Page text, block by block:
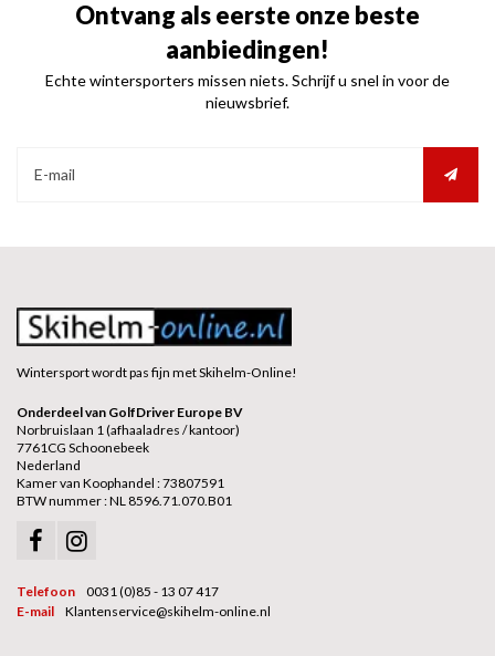
Ontvang als eerste onze beste
aanbiedingen!
Echte wintersporters missen niets. Schrijf u snel in voor de
nieuwsbrief.
Wintersport wordt pas fijn met Skihelm-Online!
Onderdeel van GolfDriver Europe BV
Norbruislaan 1 (afhaaladres / kantoor)
7761CG Schoonebeek
Nederland
Kamer van Koophandel : 73807591
BTW nummer : NL 8596.71.070.B01
Telefoon
0031 (0)85 - 13 07 417
E-mail
Klantenservice@skihelm-online.nl